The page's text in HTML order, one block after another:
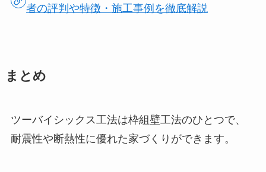
者の評判や特徴・施工事例を徹底解説
まとめ
ツーバイシックス工法は枠組壁工法のひとつで、
耐震性や断熱性に優れた家づくりができます。